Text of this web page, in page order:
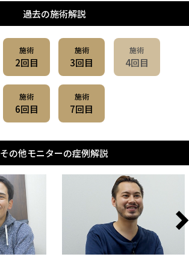
過去の施術解説
施術
2回目
施術
3回目
施術
4回目
施術
6回目
施術
7回目
その他モニターの症例解説